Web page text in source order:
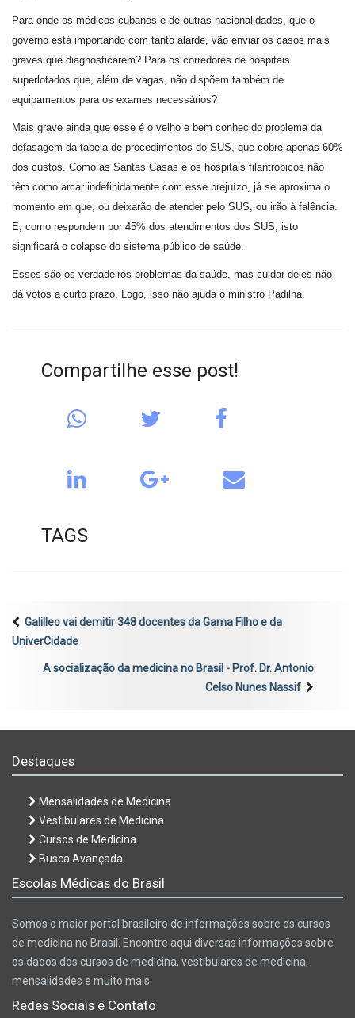
Para onde os médicos cubanos e de outras nacionalidades, que o
governo está importando com tanto alarde, vão enviar os casos mais
graves que diagnosticarem? Para os corredores de hospitais
superlotados que, além de vagas, não dispõem também de
equipamentos para os exames necessários?
Mais grave ainda que esse é o velho e bem conhecido problema da
defasagem da tabela de procedimentos do SUS, que cobre apenas 60%
dos custos. Como as Santas Casas e os hospitais filantrópicos não
têm como arcar indefinidamente com esse prejuízo, já se aproxima o
momento em que, ou deixarão de atender pelo SUS, ou irão à falência.
E, como respondem por 45% dos atendimentos dos SUS, isto
significará o colapso do sistema público de saúde.
Esses são os verdadeiros problemas da saúde, mas cuidar deles não
dá votos a curto prazo. Logo, isso não ajuda o ministro Padilha.
Compartilhe esse post!
TAGS
Galilleo vai demitir 348 docentes da Gama Filho e da
UniverCidade
A socialização da medicina no Brasil - Prof. Dr. Antonio
Celso Nunes Nassif
Destaques
Mensalidades de Medicina
Vestibulares de Medicina
Cursos de Medicina
Busca Avançada
Escolas Médicas do Brasil
Somos o maior portal brasileiro de informações sobre os cursos
de medicina no Brasil. Encontre aqui diversas informações sobre
os dados dos cursos de medicina, vestibulares de medicina,
mensalidades e muito mais.
Redes Sociais e Contato